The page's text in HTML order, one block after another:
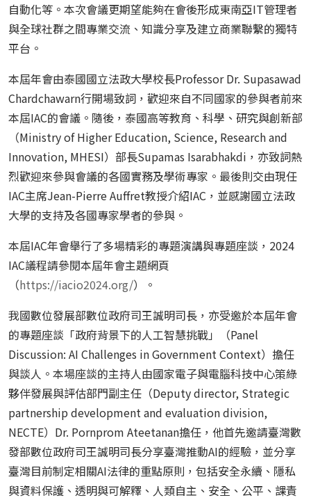
自動化等。本次會議更期望能夠在會後形成東南亞IT管理者
與全球社群之間專業交流、知識分享及建立商業聯繫的獨特
平台。
本屆年會由泰國國立法政大學校長Professor Dr. Supasawad
Chardchawarn行開場致詞，歡迎來自不同國家的參與者前來
本屆IAC的會議。隨後，泰國高等教育、科學、研究與創新部
（Ministry of Higher Education, Science, Research and
Innovation, MHESI）部長Supamas Isarabhakdi ，亦致詞熱
烈歡迎來參與會議的各國實務及學術專家。最後則交由現任
IAC主席Jean-Pierre Auffret教授介紹IAC ，並感謝國立法政
大學的支持及各國專家學者的參與。
本屆IAC年會舉行了多場精彩的專題演講與專題座談， 2024
IAC議程請參閱本屆年會主題網頁
（https://iacio2024.org/）。
我國數位發展部數位政府司王誠明司長，亦受邀於本屆年會
的專題座談「政府背景下的人工智慧挑戰」（Panel
Discussion: AI Challenges in Government Context）擔任
與談人。本場座談的主持人由國家電子與電腦科技中心策綠
夥伴發展與評估部門副主任（Deputy director, Strategic
partnership development and evaluation division,
NECTE） Dr. Pornprom Ateetanan擔任，他首先邀請臺灣數
發部數位政府司王誠明司長分享臺灣推動AI的經驗，並分享
臺灣目前制定相關AI法律的重點原則，包括安全永續、隱私
與資料保護、透明與可解釋、人類自主、安全、公平、課責